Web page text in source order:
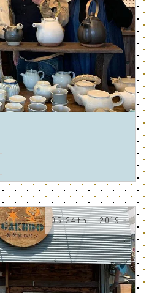
05 24th . 2019 .